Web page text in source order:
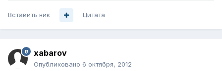
Вставить ник Цитата
xabarov
Опубликовано 6 октября, 2012